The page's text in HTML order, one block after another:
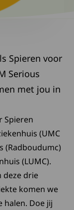
Spieren voor
Serious
met jou in
Spieren
(UMC
(Radboudumc)
(LUMC).
deze drie
komen we
halen. Doe jij